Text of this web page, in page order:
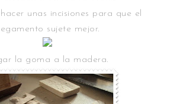
unas incisiones para que el
sujete mejor.
la goma a la madera.